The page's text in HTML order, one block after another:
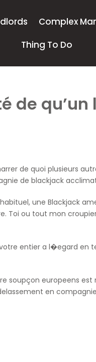
Complex
Thing To Do
de
de quoi plusieurs
de blackjack
une Blackjack
ou tout mon
entier a l�egard en
europeens
en